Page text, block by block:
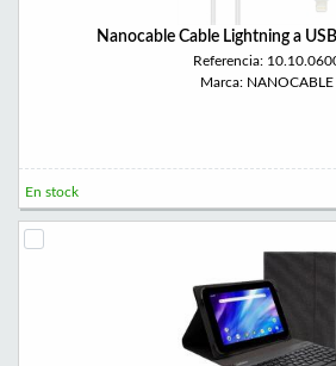
Nanocable Cable Lightning a
Referencia:
Marca: NANOCABLE
En stock